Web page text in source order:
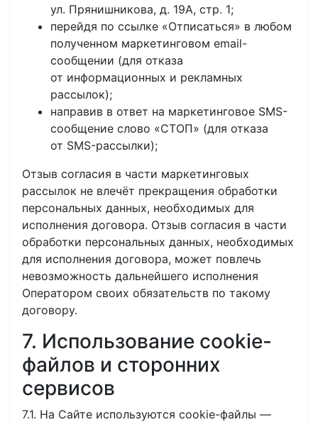
ул. Прянишникова, д. 19А, стр. 1;
перейдя по ссылке «Отписаться» в любом
полученном маркетинговом email-
сообщении (для отказа
от информационных и рекламных
рассылок);
направив в ответ на маркетинговое SMS-
сообщение слово «СТОП» (для отказа
от SMS-рассылки);
Отзыв согласия в части маркетинговых
рассылок не влечёт прекращения обработки
персональных данных, необходимых для
исполнения договора. Отзыв согласия в части
обработки персональных данных, необходимых
для исполнения договора, может повлечь
невозможность дальнейшего исполнения
Оператором своих обязательств по такому
договору.
7. Использование cookie-
файлов и сторонних
сервисов
7.1. На Сайте используются cookie-файлы —